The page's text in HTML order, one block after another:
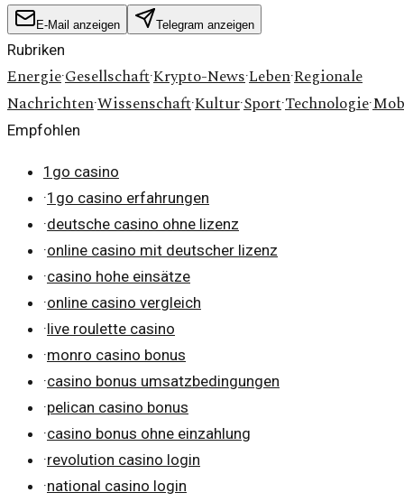
E-Mail anzeigen Telegram anzeigen
Rubriken
Energie·Gesellschaft·Krypto-News·Leben·Regionale
Nachrichten·Wissenschaft·Kultur·Sport·Technologie·
Empfohlen
1go casino
·1go casino erfahrungen
·deutsche casino ohne lizenz
·online casino mit deutscher lizenz
·casino hohe einsätze
·online casino vergleich
·live roulette casino
·monro casino bonus
·casino bonus umsatzbedingungen
·pelican casino bonus
·casino bonus ohne einzahlung
·revolution casino login
·national casino login